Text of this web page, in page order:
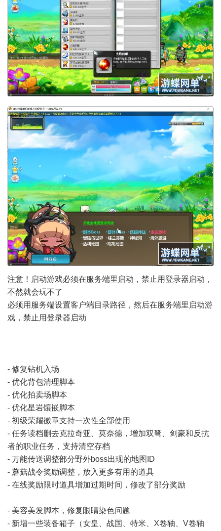
注意！启动游戏必须在服务端里启动，禁止用登录器启动，
不然就会玩不了
必须用服务端设置客户端目录路径，然后在服务端里启动游
戏，禁止用登录器启动
- 修复钻机入场
- 优化背包清理脚本
- 优化拍卖场脚本
- 优化星岩镶嵌脚本
- 初级荣耀徽章支持一次性全部使用
- 任务读档删去克拉奇亚、莫奈德，增加双弩、剑豪和反抗
者的职业任务，支持清空存档
- 万能传送调整部分野外boss出现的地图ID
- 蘑菇战令奖励调整，放入更多有用的道具
- 在线奖励限时道具增加过期时间，修改了部分奖励
- 美容美发脚本，修复眼睛染色问题
- 新增一些装备箱子（女皇、战国、特米、X卷轴、V卷轴